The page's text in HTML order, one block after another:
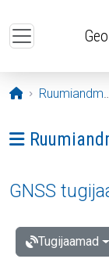
Avaleht
Ruumiandmed
Ava menüü:
GNSS
Tugijaamad